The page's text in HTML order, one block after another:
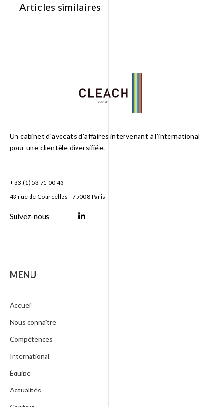
Articles similaires
Un cabinet d'avocats d'affaires intervenant à l'international
pour une clientèle diversifiée.
+ 33 (1) 53 75 00 43
43 rue de Courcelles - 75008 Paris
Suivez-nous
MENU
Accueil
Nous connaître
Compétences
International
Équipe
Actualités